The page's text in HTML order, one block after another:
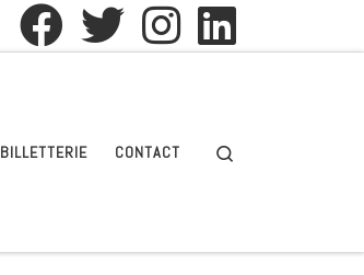
BILLETTERIE CONTACT